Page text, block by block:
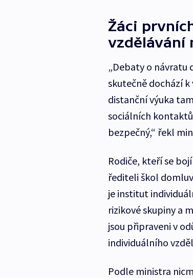
Žáci
vzdělávání
„Debaty o návratu
skutečně dochází
distanční výuka
sociálních
bezpečný,“ řekl
Rodiče, kteří se
řediteli škol
je institut
rizikové skupiny a
jsou připraveni v
individuálního
Podle ministra